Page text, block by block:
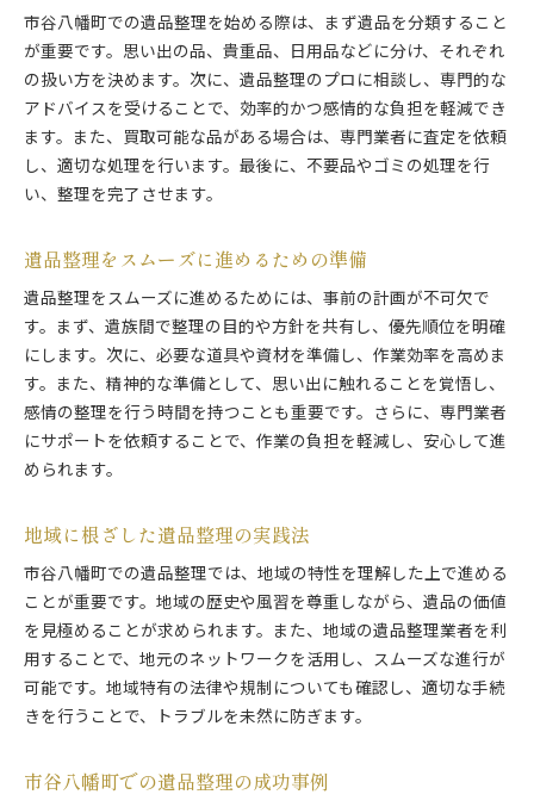
市谷八幡町での遺品整理を始める際は、まず遺品を分類すること
が重要です。思い出の品、貴重品、日用品などに分け、それぞれ
の扱い方を決めます。次に、遺品整理のプロに相談し、専門的な
アドバイスを受けることで、効率的かつ感情的な負担を軽減でき
ます。また、買取可能な品がある場合は、専門業者に査定を依頼
し、適切な処理を行います。最後に、不要品やゴミの処理を行
い、整理を完了させます。
遺品整理をスムーズに進めるための準備
遺品整理をスムーズに進めるためには、事前の計画が不可欠で
す。まず、遺族間で整理の目的や方針を共有し、優先順位を明確
にします。次に、必要な道具や資材を準備し、作業効率を高めま
す。また、精神的な準備として、思い出に触れることを覚悟し、
感情の整理を行う時間を持つことも重要です。さらに、専門業者
にサポートを依頼することで、作業の負担を軽減し、安心して進
められます。
地域に根ざした遺品整理の実践法
市谷八幡町での遺品整理では、地域の特性を理解した上で進める
ことが重要です。地域の歴史や風習を尊重しながら、遺品の価値
を見極めることが求められます。また、地域の遺品整理業者を利
用することで、地元のネットワークを活用し、スムーズな進行が
可能です。地域特有の法律や規制についても確認し、適切な手続
きを行うことで、トラブルを未然に防ぎます。
市谷八幡町での遺品整理の成功事例